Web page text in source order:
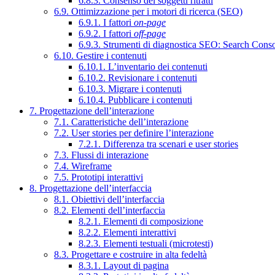
6.9. Ottimizzazione per i motori di ricerca (SEO)
6.9.1. I fattori on-page
6.9.2. I fattori off-page
6.9.3. Strumenti di diagnostica SEO: Search
6.10. Gestire i contenuti
6.10.1. L’inventario dei contenuti
6.10.2. Revisionare i contenuti
6.10.3. Migrare i contenuti
6.10.4. Pubblicare i contenuti
7. Progettazione dell’interazione
7.1. Caratteristiche dell’interazione
7.2. User stories per definire l’interazione
7.2.1. Differenza tra scenari e user stories
7.3. Flussi di interazione
7.4. Wireframe
7.5. Prototipi interattivi
8. Progettazione dell’interfaccia
8.1. Obiettivi dell’interfaccia
8.2. Elementi dell’interfaccia
8.2.1. Elementi di composizione
8.2.2. Elementi interattivi
8.2.3. Elementi testuali (microtesti)
8.3. Progettare e costruire in alta fedeltà
8.3.1. Layout di pagina